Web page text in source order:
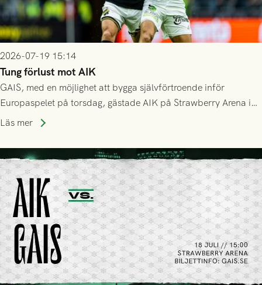
2026-07-19 15:14
Tung förlust mot AIK
GAIS, med en möjlighet att bygga självförtroende inför
Europaspelet på torsdag, gästade AIK på Strawberry Arena i
Stockholm . Men trots konstant hotande i första halvlek av
lyckades få in 2-0.
Läs mer